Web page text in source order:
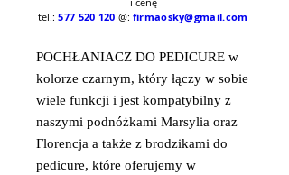
tel.:577 520 120 @: firmaosky@gmail.com
POCHŁANIACZ DO PEDICURE w
kolorze czarnym, który łączy w sobie
wiele funkcji i jest kompatybilny z
naszymi podnóżkami Marsylia oraz
Florencja a także z brodzikami do
pedicure, które oferujemy w